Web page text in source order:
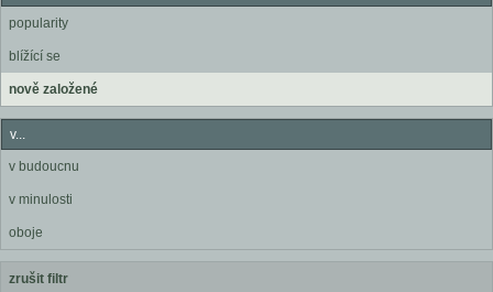
popularity
blížící se
nově založené
v...
v budoucnu
v minulosti
oboje
zrušit filtr